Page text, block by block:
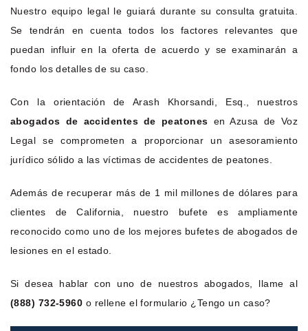
Nuestro equipo legal le guiará durante su consulta gratuita.
Se tendrán en cuenta todos los factores relevantes que
puedan influir en la oferta de acuerdo y se examinarán a
fondo los detalles de su caso.
Con la orientación de Arash Khorsandi, Esq., nuestros
abogados de accidentes de peatones en Azusa de Voz
Legal se comprometen a proporcionar un asesoramiento
jurídico sólido a las víctimas de accidentes de peatones.
Además de recuperar más de 1 mil millones de dólares para
clientes de California, nuestro bufete es ampliamente
reconocido como uno de los mejores bufetes de abogados de
lesiones en el estado.
Si desea hablar con uno de nuestros abogados, llame al
(888) 732-5960 o rellene el formulario ¿Tengo un caso?